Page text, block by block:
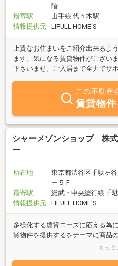
階
最寄駅
山手線 代々木駅
情報提供元
LIFULL HOME'S
上質なお住まいをご紹介出来るよ
ます。気になる賃貸物件がござい
下さいませ。ご入居まで全力でサ
この不動産
賃貸物
シャーメゾンショップ 株
ー
所在地
東京都渋谷区千駄ヶ
ー５Ｆ
最寄駅
総武・中央緩行線 千
情報提供元
LIFULL HOME'S
多様化する賃貸ニーズに応える為
貸物件を提供するをテーマに商品
タルに対応します。当社企画の新
もっと